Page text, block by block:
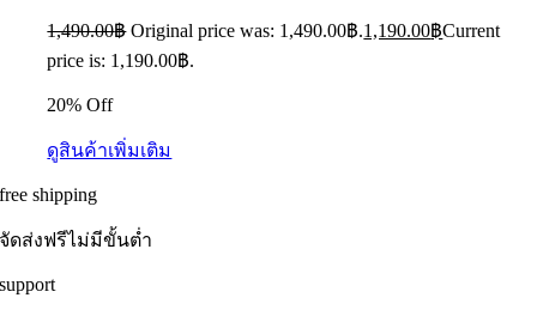
1,490.00฿ Original price was: 1,490.00฿.1,190.00฿Current
price is: 1,190.00฿.
20% Off
ดูสินค้าเพิ่มเติม
free shipping
จัดส่งฟรีไม่มีขั้นต่ำ
support